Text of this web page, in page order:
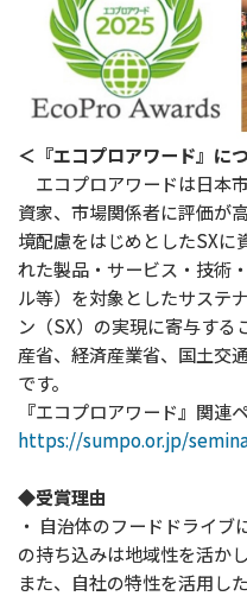
＜『エコプロアワード』に
エコプロアワードは日本
資家、市場関係者に評価が
境配慮をはじめとしたSXに
れた製品・サービス・技術
ル等）を対象としたサステ
ン（SX）の実現に寄与す
産省、経済産業省、国土交
です。
『エコプロアワード』関連
https://sumpo.or.jp/
◆受賞理由
・ 自治体のフードドライ
の持ち込みは地域性を活か
また、自社の特性を活用し